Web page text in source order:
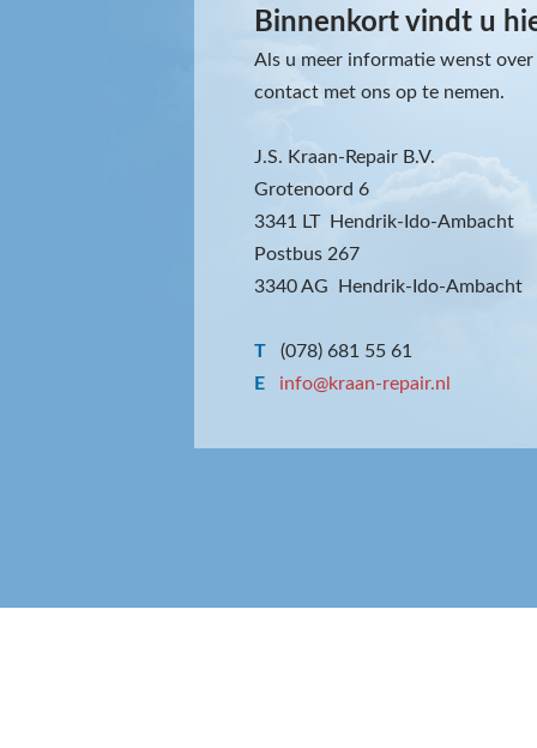
Binnenkort vindt u
Als u meer informatie wenst
contact met ons op te nemen.
J.S. Kraan-Repair B.V.
Grotenoord 6
3341 LT Hendrik-Ido-Ambacht
Postbus 267
3340 AG Hendrik-Ido-Ambacht
T
(078) 681 55 61
E
info@kraan-repair.nl